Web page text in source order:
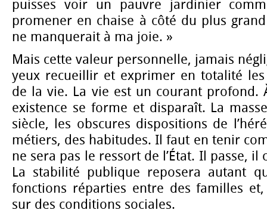
puisses voir un pauvre jardinier
promener en chaise à côté du plus
ne manquerait à ma joie. »
Mais cette valeur personnelle, jamais
yeux recueillir et exprimer en totalité les
de la vie. La vie est un courant profond.
existence se forme et disparaît. La
siècle, les obscures dispositions de
métiers, des habitudes. Il faut en tenir
ne sera pas le ressort de l’État. Il passe,
La stabilité publique reposera autant
fonctions réparties entre des familles
sur des conditions sociales.